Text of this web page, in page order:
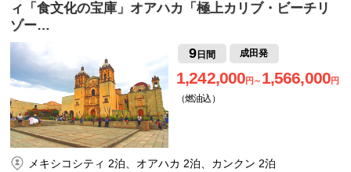
ィ「食文化の宝庫」オアハカ「極上カリブ・ビーチリ
ゾー…
9日間 成田発
1,242,000円～ 1,566,000円
（燃油込）
メキシコシティ 2泊、オアハカ 2泊、カンクン 2泊